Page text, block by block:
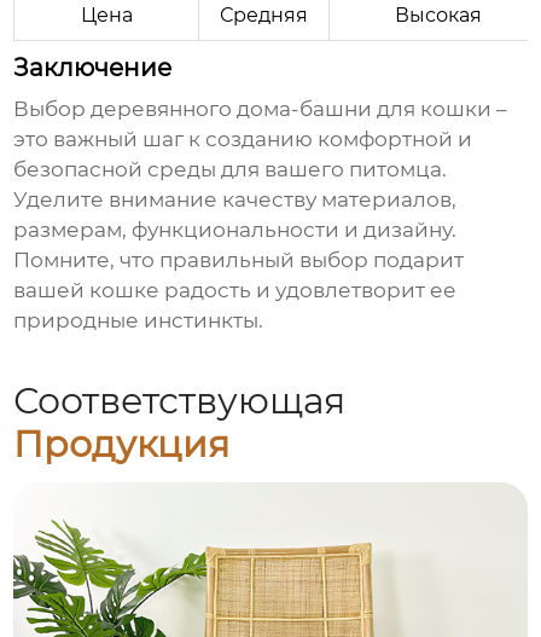
Цена Средняя Высокая
Заключение
Выбордеревянного дома-башни для кошки –
это важный шаг к созданию комфортной и
безопасной среды для вашего питомца.
Уделите внимание качеству материалов,
размерам, функциональности и дизайну.
Помните, что правильный выбор подарит
вашей кошке радость и удовлетворит ее
природные инстинкты.
Соответствующая
Продукция